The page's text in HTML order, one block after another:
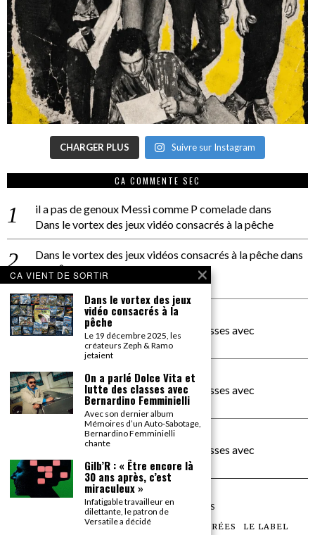
CHARGER PLUS Suivre sur Instagram
CA COMMENTE SEC
il a pas de genoux Messi comme P comeladedans
Dans le vortex des jeux vidéo consacrés à la pêche
Dans le vortex des jeux vidéos consacrés à la pêchedans
PACÔME THIELLEMENT
La séance d’Hip Gnose
La Patrie
dans
On a parlé Dolce Vita et lutte des classes avec
Bernardino Femminielli
carte noire negra à l'o tiededans
On a parlé Dolce Vita et lutte des classes avec
Bernardino Femminielli
moise et son mascarédans
On a parlé Dolce Vita et lutte des classes avec
Bernardino Femminielli
©2026TOUS DROITS RÉSERVÉS
LES ARTICLES LE MAGAZINE LES SOIRÉES
LE LABEL
CA VIENT DE SORTIR
Dans le vortex des jeux
vidéo consacrés à la
pêche
Le 19 décembre 2025, les
créateurs Zeph & Ramo
jetaient
On a parlé Dolce Vita et
lutte des classes avec
Bernardino Femminielli
Avec son dernier album
Mémoires d’un Auto-Sabotage,
Bernardino Femminielli
chante
Gilb’R : « Être encore là
30 ans après, c’est
miraculeux »
Infatigable travailleur en
dilettante, le patron de
Versatile a décidé